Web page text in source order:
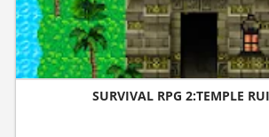
SURVIVAL RPG 2:TEMPLE